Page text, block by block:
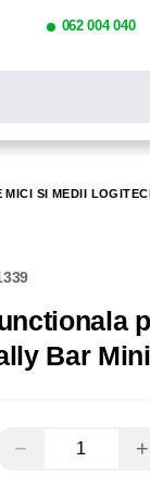
062 004 040
SI MEDII
Bar Mini
− +